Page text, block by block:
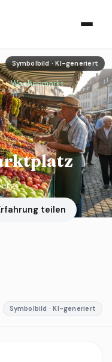
Symbolbild · KI-generiert
›
Wochenmarkt
teilen
Symbolbild · KI-generiert